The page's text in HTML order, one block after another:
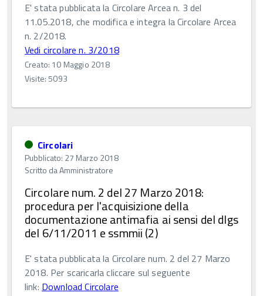
E' stata pubblicata la Circolare Arcea n. 3 del
11.05.2018, che modifica e integra la Circolare Arcea
n. 2/2018.
Vedi circolare n. 3/2018
Creato: 10 Maggio 2018
Visite: 5093
Circolari
Pubblicato: 27 Marzo 2018
Scritto daAmministratore
Circolare num. 2 del 27 Marzo 2018:
procedura per l'acquisizione della
documentazione antimafia ai sensi del dlgs
del 6/11/2011 e ssmmii (2)
E' stata pubblicata la Circolare num. 2 del 27 Marzo
2018. Per scaricarla cliccare sul seguente
link: Download Circolare